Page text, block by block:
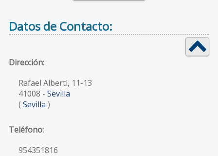
Datos de Contacto:
Dirección:
Rafael Alberti, 11-13
41008 - Sevilla
( Sevilla )
Teléfono:
954351816